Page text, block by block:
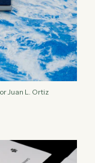
Juan L. Ortiz